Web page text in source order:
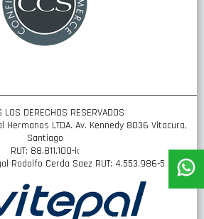
LOS DERECHOS RESERVADOS
Hermanos LTDA. Av. Kennedy 8036 Vitacura,
Santiago
RUT: 88.811.100-k
Rodolfo Cerda Saez RUT: 4.553.986-5